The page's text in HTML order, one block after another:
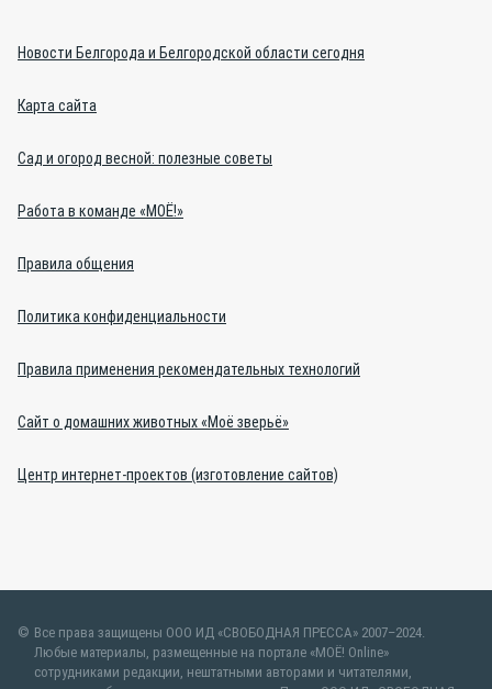
Новости Белгорода и Белгородской области сегодня
Карта сайта
Сад и огород весной: полезные советы
Работа в команде «МОЁ!»
Правила общения
Политика конфиденциальности
Правила применения рекомендательных технологий
Сайт о домашних животных «Моё зверьё»
Центр интернет-проектов (изготовление сайтов)
Все права защищены ООО ИД «СВОБОДНАЯ ПРЕССА» 2007–2024.
Любые материалы, размещенные на портале «МОЁ! Online»
сотрудниками редакции, нештатными авторами и читателями,